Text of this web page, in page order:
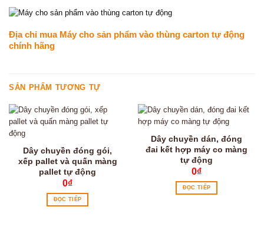
Địa chỉ mua Máy cho sản phẩm vào thùng carton tự động
chính hãng
SẢN PHẨM TƯƠNG TỰ
Dây chuyền đóng gói,
xếp pallet và quấn màng
pallet tự động
0₫
ĐỌC TIẾP
Dây chuyền dán, đóng
đai kết hợp máy co màng
tự động
0₫
ĐỌC TIẾP